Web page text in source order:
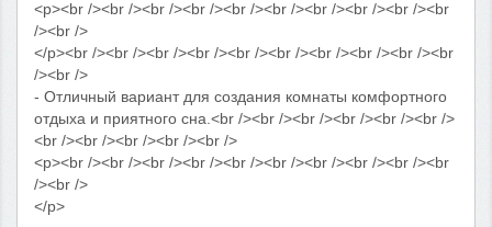
<p><br /><br /><br /><br /><br /><br /><br /><br /><br /><br
/><br />
</p><br /><br /><br /><br /><br /><br /><br /><br /><br /><br
/><br />
- Отличный вариант для создания комнаты комфортного
отдыха и приятного сна.<br /><br /><br /><br /><br /><br />
<br /><br /><br /><br /><br />
<p><br /><br /><br /><br /><br /><br /><br /><br /><br /><br
/><br />
</p>